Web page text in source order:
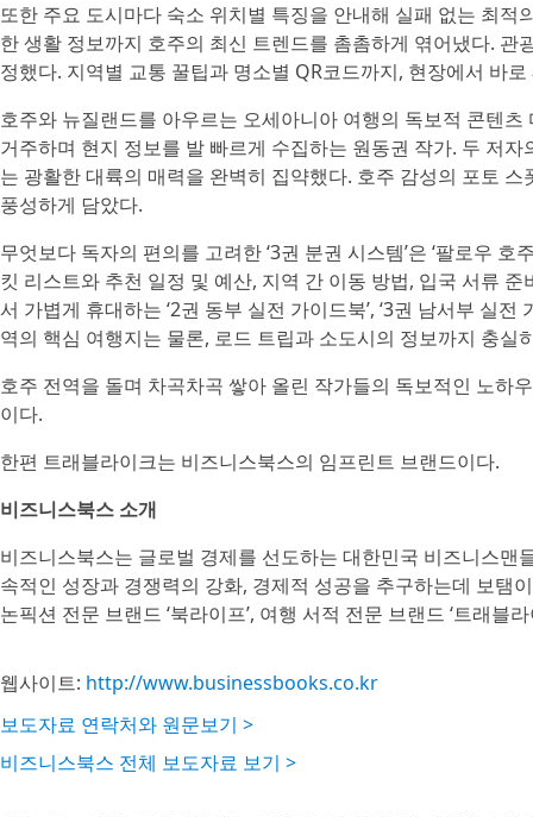
또한 주요 도시마다 숙소 위치별 특징을 안내해 실패 없는 최
한 생활 정보까지 호주의 최신 트렌드를 촘촘하게 엮어냈다.
정했다. 지역별 교통 꿀팁과 명소별 QR코드까지, 현장에서 바
호주와 뉴질랜드를 아우르는 오세아니아 여행의 독보적 콘텐
거주하며 현지 정보를 발 빠르게 수집하는 원동권 작가. 두 저
는 광활한 대륙의 매력을 완벽히 집약했다. 호주 감성의 포토
풍성하게 담았다.
무엇보다 독자의 편의를 고려한 ‘3권 분권 시스템’은 ‘팔로우
킷 리스트와 추천 일정 및 예산, 지역 간 이동 방법, 입국 서류
서 가볍게 휴대하는 ‘2권 동부 실전 가이드북’, ‘3권 남서부 실
역의 핵심 여행지는 물론, 로드 트립과 소도시의 정보까지 충실
호주 전역을 돌며 차곡차곡 쌓아 올린 작가들의 독보적인 노하
이다.
한편 트래블라이크는 비즈니스북스의 임프린트 브랜드이다.
비즈니스북스 소개
비즈니스북스는 글로벌 경제를 선도하는 대한민국 비즈니스
속적인 성장과 경쟁력의 강화, 경제적 성공을 추구하는데 보탬
논픽션 전문 브랜드 ‘북라이프’, 여행 서적 전문 브랜드 ‘트래블
웹사이트: http://www.businessbooks.co.kr
보도자료 연락처와 원문보기 >
비즈니스북스 전체 보도자료 보기 >